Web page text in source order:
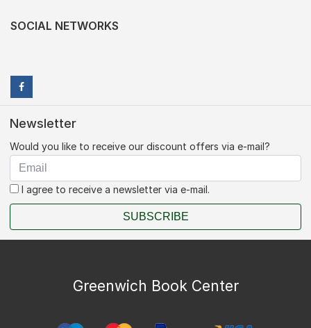
SOCIAL NETWORKS
Newsletter
Would you like to receive our discount offers via e-mail?
I agree to receive a newsletter via e-mail.
SUBSCRIBE
Greenwich Book Center